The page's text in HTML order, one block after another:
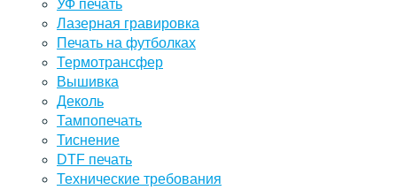
УФ печать
Лазерная гравировка
Печать на футболках
Термотрансфер
Вышивка
Деколь
Тампопечать
Тиснение
DTF печать
Технические требования